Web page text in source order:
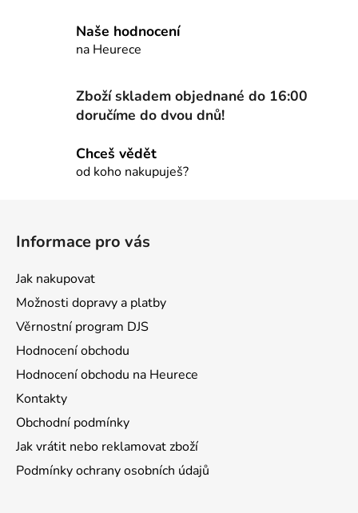
Naše hodnocení
na Heurece
Zboží skladem objednané do 16:00
doručíme do dvou dnů!
Chceš vědět
od koho nakupuješ?
Informace pro vás
Jak nakupovat
Možnosti dopravy a platby
Věrnostní program DJS
Hodnocení obchodu
Hodnocení obchodu na Heurece
Kontakty
Obchodní podmínky
Jak vrátit nebo reklamovat zboží
Podmínky ochrany osobních údajů